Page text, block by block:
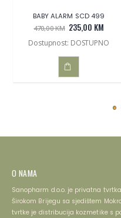
BABY ALARM SCD 499
470,00 KM 235,00 KM
Dostupnost: DOSTUPNO
O NAMA
Sanopharm d.o.o. je privatna
Širokom Brijegu sa sjedištem
tvrtke je distribucija kozmetike s